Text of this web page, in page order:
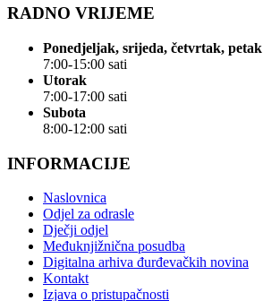
RADNO VRIJEME
Ponedjeljak, srijeda, četvrtak, petak
7:00-15:00 sati
Utorak
7:00-17:00 sati
Subota
8:00-12:00 sati
INFORMACIJE
Naslovnica
Odjel za odrasle
Dječji odjel
Međuknjižnična posudba
Digitalna arhiva đurđevačkih novina
Kontakt
Izjava o pristupačnosti